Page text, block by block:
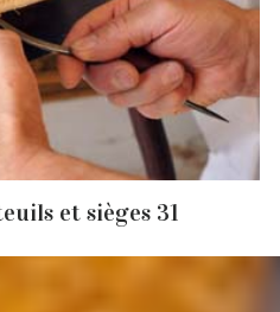
et sièges 31